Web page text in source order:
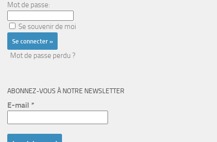
Mot de passe:
Se souvenir de moi
Mot de passe perdu ?
ABONNEZ-VOUS À NOTRE NEWSLETTER
E-mail *